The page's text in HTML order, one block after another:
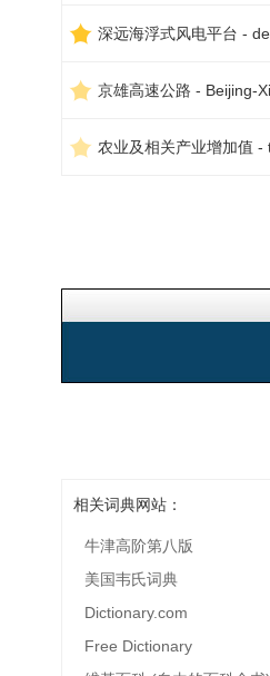
相关词典网站：
牛津高阶第八版
美国韦氏词典
Dictionary.com
Free Dictionary